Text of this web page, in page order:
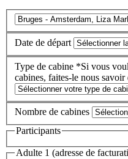
Date de départ
Type de cabine *Si vous
cabines, faites-le nous
Nombre de cabines
Participants
Adulte 1 (adresse de